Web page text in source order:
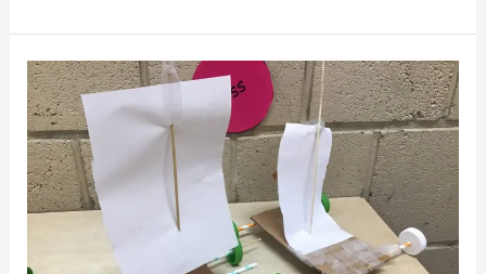
Engasjerte
elever
besøkte
Raskiftet